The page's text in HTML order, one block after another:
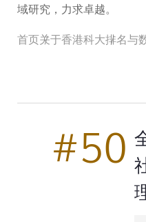
域研究，力求卓越。
面
包
屑
首页关于香港科大排名与
#50